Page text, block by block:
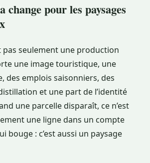
change pour les paysages
pas seulement une production
une image touristique, une
des emplois saisonniers, des
et une part de l’identité
une parcelle disparaît, ce n’est
une ligne dans un compte
bouge : c’est aussi un paysage